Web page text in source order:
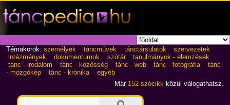
Témakörök: személyek táncművek tánctársulatok
szervezetek
intézmények
dokumentumok szótár
tanulmányok - elemzések
tánc - irodalom
tánc - közösség tánc - web tánc - fotográfia
tánc
- mozgókép
tánc - krónika
egyéb
Már 152 szócikk közül válogathatsz.